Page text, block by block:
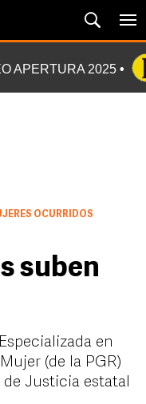
APERTURA 2025
OCURRIDOS
suben
en
(de la PGR)
Justicia estatal